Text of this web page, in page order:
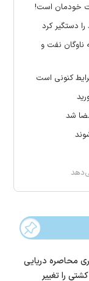
خودمان است!
دستگیر کرد
توسعه ناوگان نفت و
کنونی است
شد
محاصره دریایی
ایران، مسیر بیش از ۵۰ کشتی را تغییر